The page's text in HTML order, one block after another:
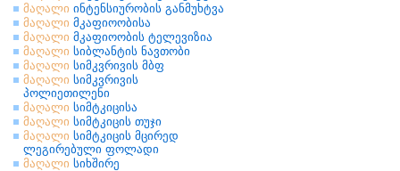
მაღალი ინტენსიურობის განმუხტვა
მაღალი მკაფიოობისა
მაღალი მკაფიოობის ტელევიზია
მაღალი სიბლანტის ნავთობი
მაღალი სიმკვრივის მბფ
მაღალი სიმკვრივის
პოლიეთილენი
მაღალი სიმტკიცისა
მაღალი სიმტკიცის თუჯი
მაღალი სიმტკიცის მცირედ
ლეგირებული ფოლადი
მაღალი სიხშირე